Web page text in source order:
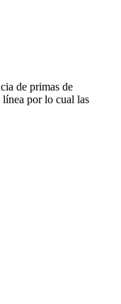
de primas de
línea por lo cual las